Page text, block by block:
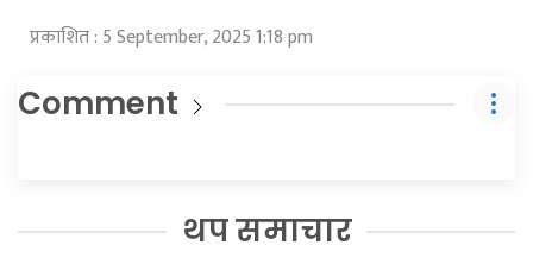
प्रकाशित : 5 September, 2025 1:18 pm
Comment
थप समाचार